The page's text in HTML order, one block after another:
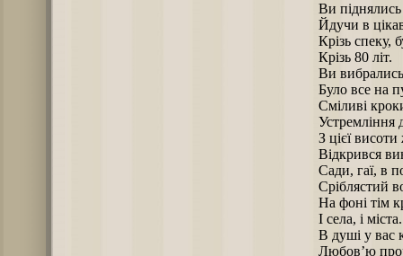
Ви
Йдучи в
Крізь спеку,
Крізь 80 літ.
Ви
Було все на
Сміливі
Устремління
З цієї
Відкрився
Сади, гаї, в
Сріблястий
На фоні тім
І села, і міста.
В душі у вас
Любов’ю